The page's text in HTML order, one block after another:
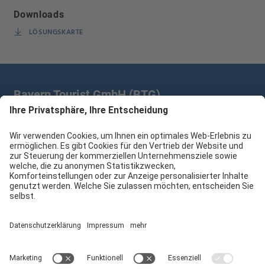
Downloads
LÖSUNGSKARTE
Bayern Tourist GmbH (BTG)
Prinz-Ludwig-Palais | Türkenstr. 7 | 80333 München
branchenpartner@btg-service.de